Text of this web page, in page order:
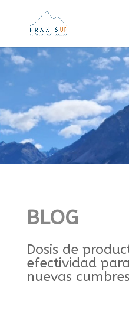
BLOG
Dosis de
efectividad
nuevas